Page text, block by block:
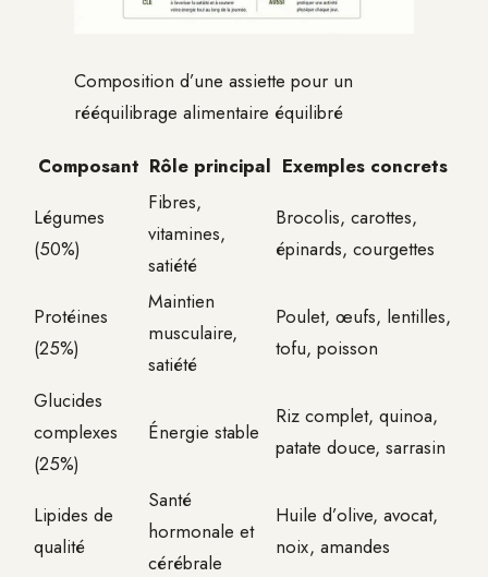
Composition d’une assiette pour un
rééquilibrage alimentaire équilibré
Composant Rôle principal Exemples concrets
Légumes
(50%)
Fibres,
vitamines,
satiété
Brocolis, carottes,
épinards, courgettes
Protéines
(25%)
Maintien
musculaire,
satiété
Poulet, œufs, lentilles,
tofu, poisson
Glucides
complexes
(25%)
Énergie stable
Riz complet, quinoa,
patate douce, sarrasin
Lipides de
qualité
Santé
hormonale et
cérébrale
Huile d’olive, avocat,
noix, amandes